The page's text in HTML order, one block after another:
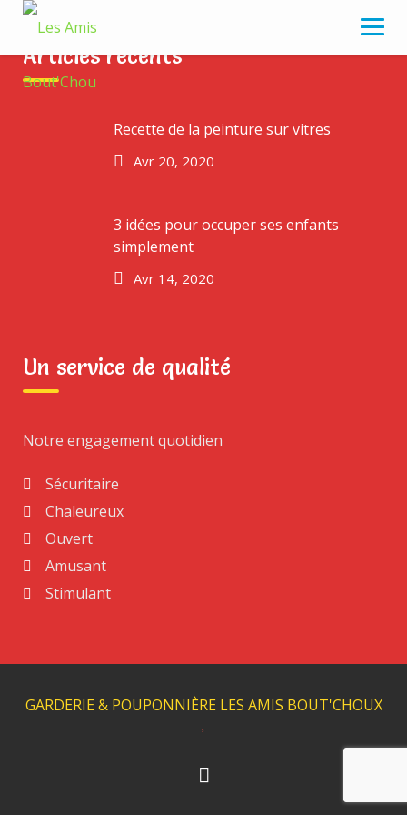
Skip
content
Smart Investment
Articles récents
Recette de la peinture sur vitres
Avr 20, 2020
3 idées pour occuper ses enfants
simplement
Avr 14, 2020
Un service de qualité
Notre engagement quotidien
Sécuritaire
Chaleureux
Ouvert
Amusant
Stimulant
GARDERIE & POUPONNIÈRE LES AMIS BOUT'CHOUX